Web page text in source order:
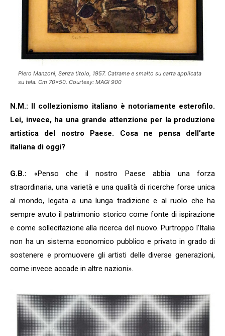
Piero Manzoni, Senza titolo, 1957. Catrame e smalto su carta applicata
su tela. Cm 70×50. Courtesy: MAGI 900
N.M.: Il collezionismo italiano è notoriamente esterofilo.
Lei, invece, ha una grande attenzione per la produzione
artistica del nostro Paese. Cosa ne pensa dell’arte
italiana di oggi?
G.B.: «Penso che il nostro Paese abbia una forza
straordinaria, una varietà e una qualità di ricerche forse unica
al mondo, legata a una lunga tradizione e al ruolo che ha
sempre avuto il patrimonio storico come fonte di ispirazione
e come sollecitazione alla ricerca del nuovo. Purtroppo l’Italia
non ha un sistema economico pubblico e privato in grado di
sostenere e promuovere gli artisti delle diverse generazioni,
come invece accade in altre nazioni».